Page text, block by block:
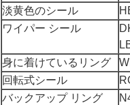
淡黄色のシール
ワイパー シール
身に着けているリング
回転式シール
バックアップ リング